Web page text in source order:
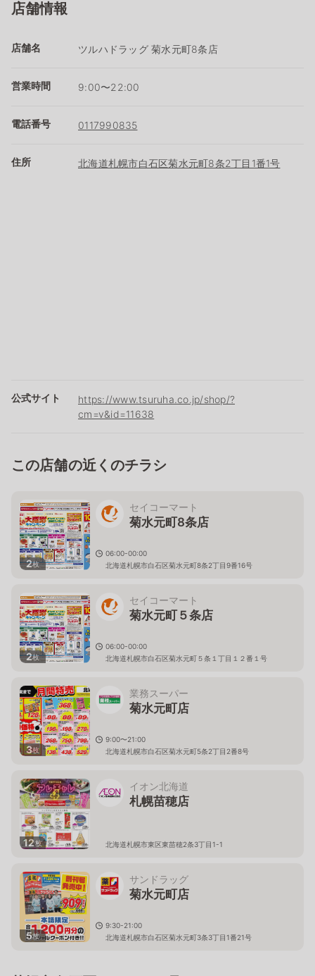
店舗情報
店舗名 ツルハドラッグ 菊水元町8条店
営業時間 9:00〜22:00
電話番号 0117990835
住所 北海道札幌市白石区菊水元町8条2丁目1番1号
公式サイト
https://www.tsuruha.co.jp/shop/?
cm=v&id=11638
この店舗の近くのチラシ
2枚
セイコーマート
菊水元町8条店
06:00-00:00
北海道札幌市白石区菊水元町8条2丁目9番16号
2枚
セイコーマート
菊水元町５条店
06:00-00:00
北海道札幌市白石区菊水元町５条１丁目１２番１号
3枚
業務スーパー
菊水元町店
9:00〜21:00
北海道札幌市白石区菊水元町5条2丁目2番8号
12枚
イオン北海道
札幌苗穂店
北海道札幌市東区東苗穂2条3丁目1-1
5枚
サンドラッグ
菊水元町店
9:30-21:00
北海道札幌市白石区菊水元町3条3丁目1番21号